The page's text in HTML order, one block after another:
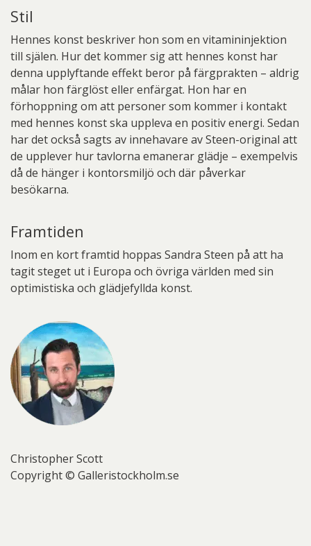
Stil
Hennes konst beskriver hon som en vitamininjektion
till själen. Hur det kommer sig att hennes konst har
denna upplyftande effekt beror på färgprakten – aldrig
målar hon färglöst eller enfärgat. Hon har en
förhoppning om att personer som kommer i kontakt
med hennes konst ska uppleva en positiv energi. Sedan
har det också sagts av innehavare av Steen-original att
de upplever hur tavlorna emanerar glädje – exempelvis
då de hänger i kontorsmiljö och där påverkar
besökarna.
Framtiden
Inom en kort framtid hoppas Sandra Steen på att ha
tagit steget ut i Europa och övriga världen med sin
optimistiska och glädjefyllda konst.
Christopher Scott
Copyright © Galleristockholm.se